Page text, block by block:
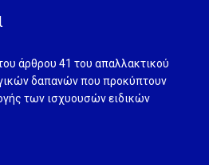
άρθρου 41 του απαλλακτικού
δαπανών που προκύπτουν
των ισχυουσών ειδικών